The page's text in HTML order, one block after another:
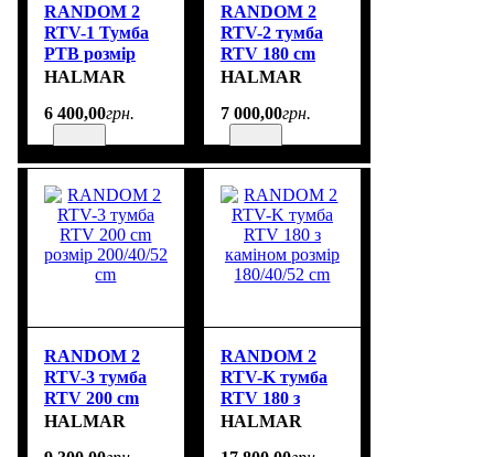
RANDOM 2
RTV-1 Тумба
РТВ розмір
150/40/47 cm
HALMAR
6 400,00грн.
RANDOM 2
RTV-2 тумба
RTV 180 cm
розмір
HALMAR
7 000,00грн.
RANDOM 2
RTV-3 тумба
RTV 200 cm
розмір
HALMAR
RANDOM 2
RTV-K тумба
RTV 180 з
каміном розмір
HALMAR